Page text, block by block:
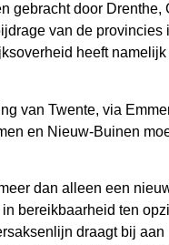
gebracht door
van de
heeft
van Twente, via
en Nieuw-Buinen
dan alleen een
bereikbaarheid ten
draagt bij